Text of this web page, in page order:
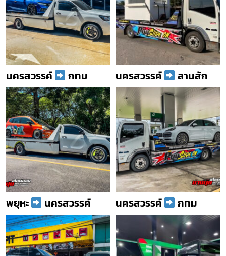
นครสวรรค์ กทม นครสวรรค์ ลานสัก
พยุหะ นครสวรรค์ นครสวรรค์ กทม